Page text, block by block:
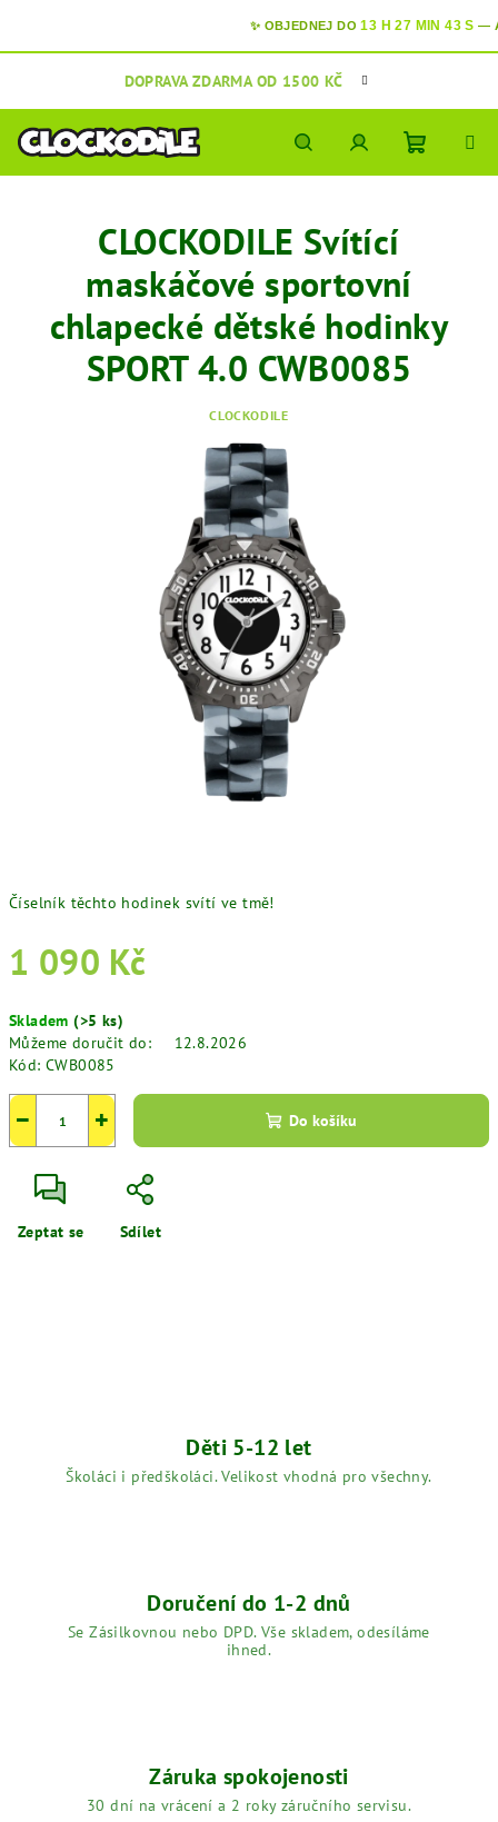
✨ OBJEDNEJ DO13 H 27 MIN 42 S— A
obsah
DOPRAVA ZDARMA OD 1500 KČ
HledatPřihlášeníNákupní
Číselník těchto hodinek svítí ve tmě!
1 090 Kč
cena:
Skladem(>5 ks)
Můžeme doručit do:
12.8.2026
Kód: CWB0085
+
− Do košíku
Zeptat se Sdílet
CLOCKODILE Svítící
maskáčové sportovní
chlapecké dětské hodinky
SPORT 4.0 CWB0085
CLOCKODILE
Děti 5-12 let
Školáci i předškoláci. Velikost vhodná pro všechny.
Doručení do 1-2 dnů
Se Zásilkovnou nebo DPD. Vše skladem, odesíláme
ihned.
Záruka spokojenosti
30 dní na vrácení a 2 roky záručního servisu.